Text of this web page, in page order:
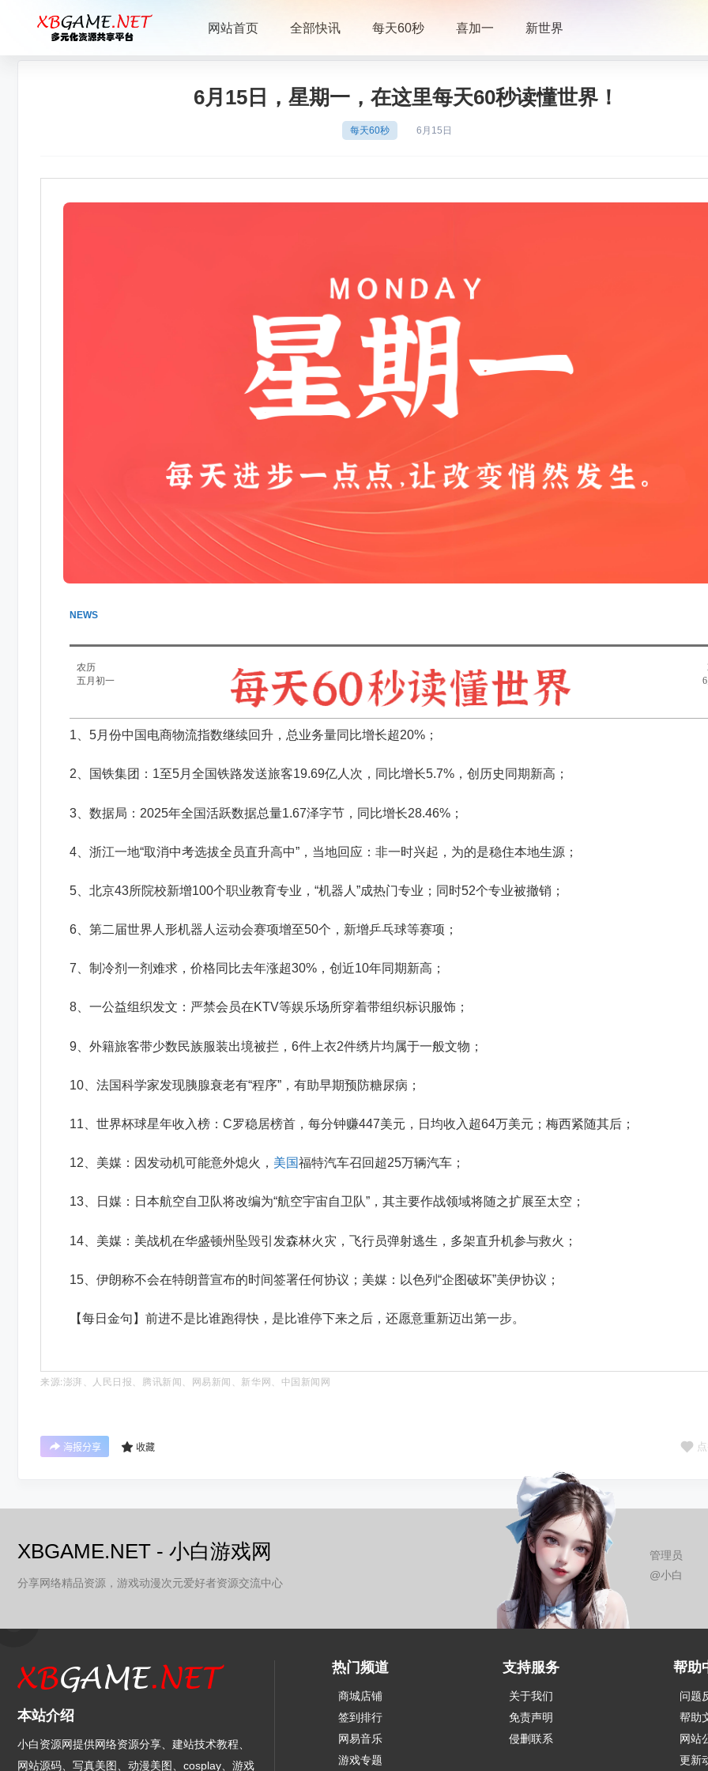
网站首页 全部快讯 每天60秒 喜加一 新世界
6月15日，星期一，在这里每天60秒读懂世界！
每天60秒 6月 15日
NEWS
农历
五月初一
1、5月份中国电商物流指数继续回升，总业务量同比增长超20%；
2、国铁集团：1至5月全国铁路发送旅客19.69亿人次，同比增长5.7%，创历史同期新高；
3、数据局：2025年全国活跃数据总量1.67泽字节，同比增长28.46%；
4、浙江一地“取消中考选拔全员直升高中”，当地回应：非一时兴起，为的是稳住本地生源；
5、北京43所院校新增100个职业教育专业，“机器人”成热门专业；同时52个专业被撤销；
6、第二届世界人形机器人运动会赛项增至50个，新增乒乓球等赛项；
7、制冷剂一剂难求，价格同比去年涨超30%，创近10年同期新高；
8、一公益组织发文：严禁会员在KTV等娱乐场所穿着带组织标识服饰；
9、外籍旅客带少数民族服装出境被拦，6件上衣2件绣片均属于一般文物；
10、法国科学家发现胰腺衰老有“程序”，有助早期预防糖尿病；
11、世界杯球星年收入榜：C罗稳居榜首，每分钟赚447美元，日均收入超64万美元；梅西紧随其后；
12、美媒：因发动机可能意外熄火， 美国福特汽车召回超25万辆汽车；
13、日媒：日本航空自卫队将改编为“航空宇宙自卫队”，其主要作战领域将随之扩展至太空；
14、美媒：美战机在华盛顿州坠毁引发森林火灾，飞行员弹射逃生，多架直升机参与救火；
15、伊朗称不会在特朗普宣布的时间签署任何协议；美媒：以色列“企图破坏”美伊协议；
【每日金句】前进不是比谁跑得快，是比谁停下来之后，还愿意重新迈出第一步。
来源:澎湃、人民日报、腾讯新闻、网易新闻、新华网、中国新闻网
海报分享 收藏
XBGAME.NET - 小白游戏网
分享网络精品资源，游戏动漫次元爱好者资源交流中心
管理员
@小白
本站介绍
小白资源网提供网络资源分享、建站技术教程、
网站源码、写真美图、动漫美图、cosplay、游戏
热门频道
商城店铺
签到排行
网易音乐
游戏专题
支持服务
关于我们
免责声明
侵删联系
帮助
问题
帮助
网站
更新